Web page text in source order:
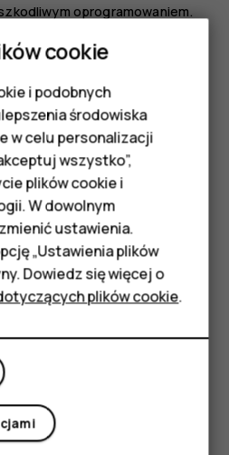
funkcjami
oprogramowaniem.
przy użyciu Bluetooth
zawartość lub
Bluetooth, by wysłać
urządzenia.
Bluetooth
korzystając z zestawu
można nadal wysyłać
Połączone urządzenia>
>Bluetooth.
telefonach jest włączona
które chcesz wysłać, a
>Bluetooth
na liście wykrytych
cookie
i podobnych
środowiska
w celu personalizacji
wszystko”,
plików cookie i
W dowolnym
ustawienia.
„Ustawienia plików
Dowiedz się więcej o
plików cookie.